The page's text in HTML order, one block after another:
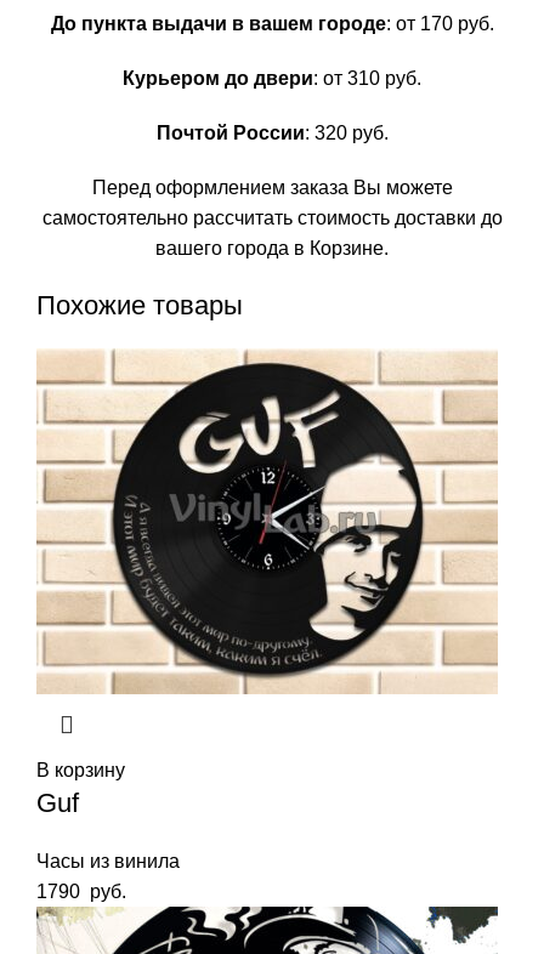
До пункта выдачи в вашем городе: от 170 руб.
Курьером до двери: от 310 руб.
Почтой России: 320 руб.
Перед оформлением заказа Вы можете
самостоятельно рассчитать стоимость доставки до
вашего города в Корзине.
Похожие товары
В корзину
Guf
Часы из винила
1790 руб.